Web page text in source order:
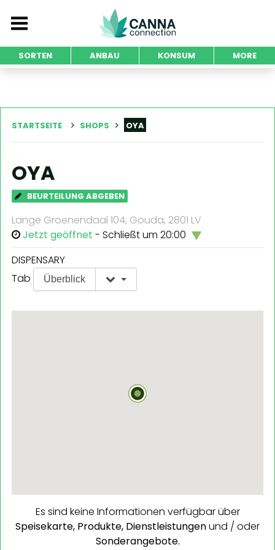
SORTEN ANBAU KONSUM MORE
STARTSEITE SHOPS OYA
OYA
BEURTEILUNG ABGEBEN
Lange Groenendaal 104, Gouda, 2801 LV
Jetzt geöffnet - Schließt um 20:00
DISPENSARY
Tab
Überblick
Es sind keine Informationen verfügbar über
Speisekarte, Produkte, Dienstleistungenund / oder
Sonderangebote.